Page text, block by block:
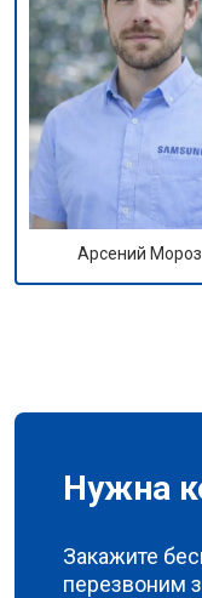
Арсений Мороз
Нужна
Закажите
перезвоним